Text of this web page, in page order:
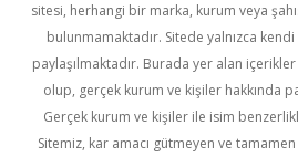
sitesi, herhangi bir marka, kurum veya
bulunmamaktadır. Sitede yalnızca kendi
paylaşılmaktadır. Burada yer alan
olup, gerçek kurum ve kişiler hakkında
Gerçek kurum ve kişiler ile isim
Sitemiz, kar amacı gütmeyen ve